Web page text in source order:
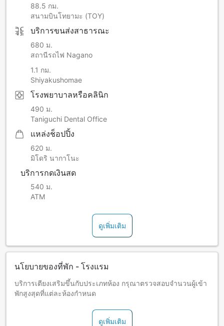
88.5 กม.
สนามบินโทยามะ (TOY)
บริการขนส่งสาธารณะ
680 ม.
สถานีรถไฟ Nagano
1.1 กม.
Shiyakushomae
โรงพยาบาลหรือคลินิก
490 ม.
Taniguchi Dental Office
แหล่งช็อปปิ้ง
620 ม.
มิโดริ นากาโนะ
บริการกดเงินสด
540 ม.
ATM
ดูเพิ่มเติม
นโยบายของที่พัก - โรงแรม
บริการเตียงเสริมขึ้นกับประเภทห้อง กรุณาตรวจสอบจำนวนผู้เข้า
พักสูงสุดที่แต่ละห้องกำหนด
ดูเพิ่มเติม